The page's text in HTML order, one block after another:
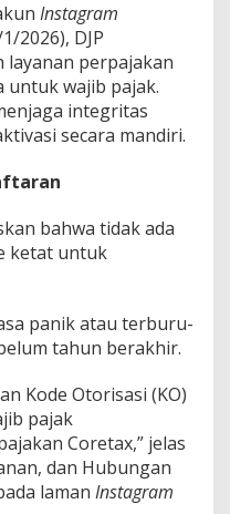
Instagram
2026), DJP
layanan perpajakan
untuk wajib pajak.
integritas
secara mandiri.
bahwa tidak ada
ketat untuk
panik atau terburu-
tahun berakhir.
Kode Otorisasi (KO)
pajak
Coretax,” jelas
dan Hubungan
laman Instagram